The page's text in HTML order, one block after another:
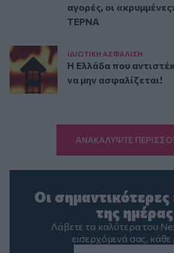
αγορές, οι
ΤΕΡΝΑ
ΙΔΙΩΤΙΚΗ ΑΣΦAΛΙΣΗ
Η Ελλάδα που
να μην ασφαλίζεται!
ΑΝΑΚΑΛΥΨΤΕ
Οι σημαντικότερες
της ημέρας
Λάβετε τα καλύτερα του
εισερχόμενά σας, κάθε